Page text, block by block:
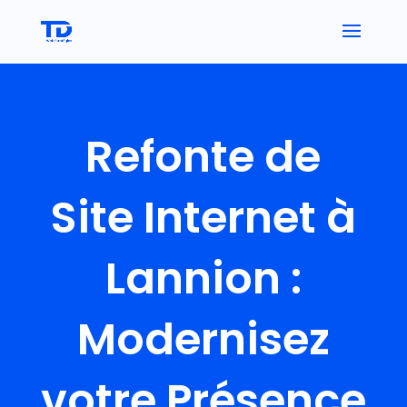
Refonte de
Site Internet à
Lannion :
Modernisez